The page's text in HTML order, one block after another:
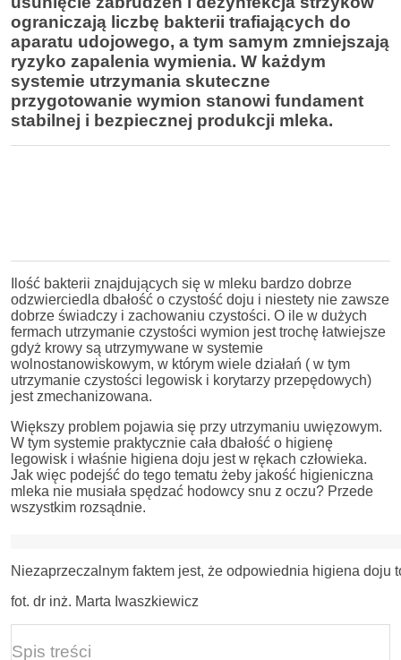
ograniczają liczbę bakterii trafiających do
aparatu udojowego, a tym samym zmniejszają
ryzyko zapalenia wymienia. W każdym
systemie utrzymania skuteczne
przygotowanie wymion stanowi fundament
stabilnej i bezpiecznej produkcji mleka.
Ilość bakterii znajdujących się w mleku bardzo dobrze
odzwierciedla dbałość o czystość doju i niestety nie zawsze
dobrze świadczy i zachowaniu czystości. O ile w dużych
fermach utrzymanie czystości wymion jest trochę łatwiejsze
gdyż krowy są utrzymywane w systemie
wolnostanowiskowym, w którym wiele działań ( w tym
utrzymanie czystości legowisk i korytarzy przepędowych)
jest zmechanizowana.
Większy problem pojawia się przy utrzymaniu uwięzowym.
W tym systemie praktycznie cała dbałość o higienę
legowisk i właśnie higiena doju jest w rękach człowieka.
Jak więc podejść do tego tematu żeby jakość higieniczna
mleka nie musiała spędzać hodowcy snu z oczu? Przede
wszystkim rozsądnie.
Niezaprzeczalnym faktem jest, że odpowiednia higiena doju
fot. dr inż. Marta Iwaszkiewicz
Spis treści